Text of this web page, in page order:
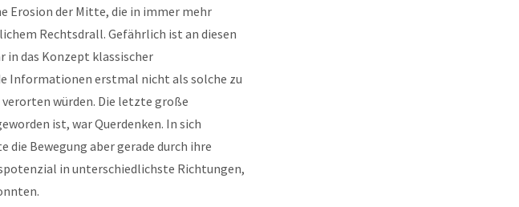
Erosion der Mitte, die in immer mehr
Rechtsdrall. Gefährlich ist an diesen
in das Konzept klassischer
Informationen erstmal nicht als solche zu
würden. Die letzte große
ist, war Querdenken. In sich
Bewegung aber gerade durch ihre
in unterschiedlichste Richtungen,